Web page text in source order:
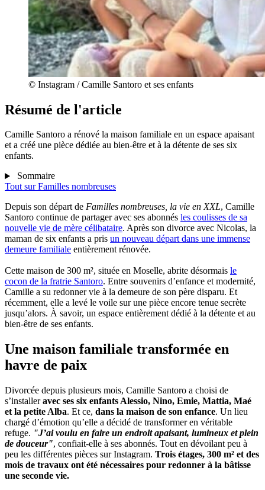
© Instagram / Camille Santoro et ses enfants
Résumé de l'article
Camille Santoro a rénové la maison familiale en un espace apaisant
et a créé une pièce dédiée au bien-être et à la détente de ses six
enfants.
Sommaire
Tout surFamilles nombreuses
Depuis son départ de Familles nombreuses, la vie en XXL, Camille
Santoro continue de partager avec ses abonnés les coulisses de sa
nouvelle vie de mère célibataire. Après son divorce avec Nicolas, la
maman de six enfants a pris un nouveau départ dans une immense
demeure familiale entièrement rénovée.
Cette maison de 300 m², située en Moselle, abrite désormais le
cocon de la fratrie Santoro. Entre souvenirs d’enfance et modernité,
Camille a su redonner vie à la demeure de son père disparu. Et
récemment, elle a levé le voile sur une pièce encore tenue secrète
jusqu’alors. À savoir, un espace entièrement dédié à la détente et au
bien-être de ses enfants.
Une maison familiale transformée en
havre de paix
Divorcée depuis plusieurs mois, Camille Santoro a choisi de
s’installeravec ses six enfants Alessio, Nino, Emie, Mattia, Maé
et la petite Alba. Et ce, dans la maison de son enfance. Un lieu
chargé d’émotion qu’elle a décidé de transformer en véritable
refuge. "J’ai voulu en faire un endroit apaisant, lumineux et plein
de douceur", confiait-elle à ses abonnés. Tout en dévoilant peu à
peu les différentes pièces sur Instagram. Trois étages, 300 m² et des
mois de travaux ont été nécessaires pour redonner à la bâtisse
une seconde vie.